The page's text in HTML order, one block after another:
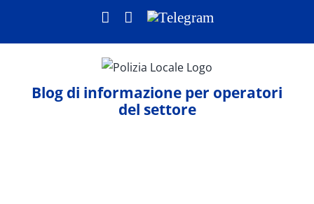
contenuto
Facebook
LinkedIn
Telegram
Blog di informazione per operatori
del settore